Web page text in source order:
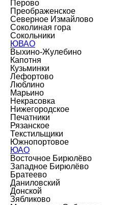
Перово
Преображенское
Северное Измайлово
Соколиная гора
Сокольники
ЮВАО
Выхино-Жулебино
Капотня
Кузьминки
Лефортово
Люблино
Марьино
Некрасовка
Нижегородское
Печатники
Рязанское
Текстильщики
Южнопортовое
ЮАО
Восточное Бирюлёво
Западное Бирюлёво
Братеево
Даниловский
Донской
Зябликово